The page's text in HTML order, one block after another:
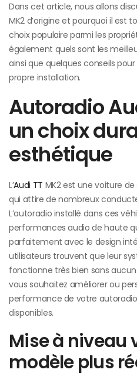
Dans cet article, nous allons
MK2 d’origine et pourquoi il est
choix populaire parmi les
également quels sont les
ainsi que quelques conseils
propre installation.
Autoradio
un choix
esthétique
L’Audi TT MK2 est une voiture
qui attire de nombreux
L’autoradio installé dans ces
performances audio de haute
parfaitement avec le design
utilisateurs trouvent que leur
fonctionne très bien sans
vous souhaitez améliorer ou
performance de votre
disponibles.
Mise à niveau
modèle plus